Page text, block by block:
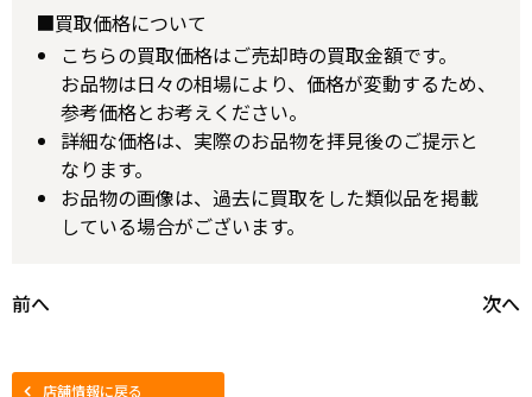
■買取価格について
こちらの買取価格はご売却時の買取金額です。
お品物は日々の相場により、価格が変動するため、
参考価格とお考えください。
詳細な価格は、実際のお品物を拝見後のご提示と
なります。
お品物の画像は、過去に買取をした類似品を掲載
している場合がございます。
前へ 次へ
店舗情報に戻る